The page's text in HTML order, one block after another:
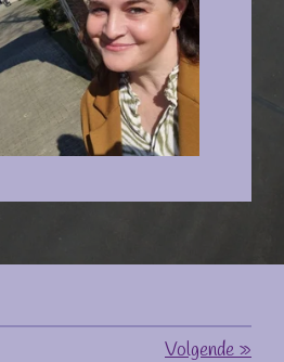
Volgende »